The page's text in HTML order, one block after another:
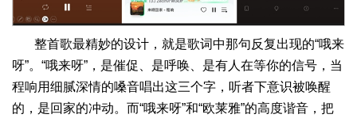
整首歌最精妙的设计，就是歌词中那句反复出现的“哦来
呀”。“哦来呀”，是催促、是呼唤、是有人在等你的信号，当
程响用细腻深情的嗓音唱出这三个字，听者下意识被唤醒
的，是回家的冲动。而“哦来呀”和“欧莱雅”的高度谐音，把